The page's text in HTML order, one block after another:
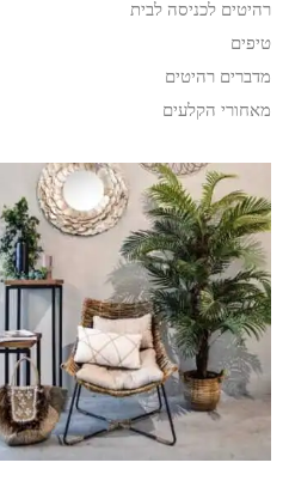
רהיטים לכניסה לבית
טיפים
מדברים רהיטים
מאחורי הקלעים